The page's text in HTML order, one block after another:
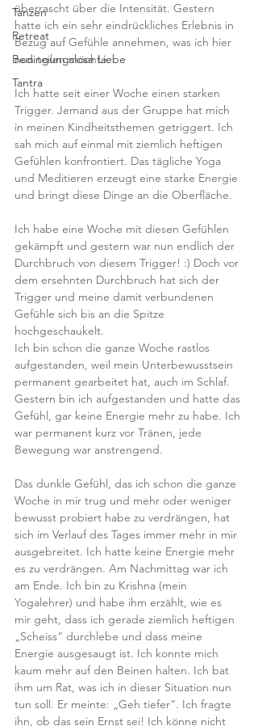
Tanzen
Retreat
Bedingungslose Liebe
Tantra
überrascht über die Intensität. Gestern
hatte ich ein sehr eindrückliches Erlebnis in
Bezug auf Gefühle annehmen, was ich hier
nun teilen möchte.
Ich hatte seit einer Woche einen starken
Trigger. Jemand aus der Gruppe hat mich
in meinen Kindheitsthemen getriggert. Ich
sah mich auf einmal mit ziemlich heftigen
Gefühlen konfrontiert. Das tägliche Yoga
und Meditieren erzeugt eine starke Energie
und bringt diese Dinge an die Oberfläche.
Ich habe eine Woche mit diesen Gefühlen
gekämpft und gestern war nun endlich der
Durchbruch von diesem Trigger! :) Doch vor
dem ersehnten Durchbruch hat sich der
Trigger und meine damit verbundenen
Gefühle sich bis an die Spitze
hochgeschaukelt.
Ich bin schon die ganze Woche rastlos
aufgestanden, weil mein Unterbewusstsein
permanent gearbeitet hat, auch im Schlaf.
Gestern bin ich aufgestanden und hatte das
Gefühl, gar keine Energie mehr zu habe. Ich
war permanent kurz vor Tränen, jede
Bewegung war anstrengend.
Das dunkle Gefühl, das ich schon die ganze
Woche in mir trug und mehr oder weniger
bewusst probiert habe zu verdrängen, hat
sich im Verlauf des Tages immer mehr in mir
ausgebreitet. Ich hatte keine Energie mehr
es zu verdrängen. Am Nachmittag war ich
am Ende. Ich bin zu Krishna (mein
Yogalehrer) und habe ihm erzählt, wie es
mir geht, dass ich gerade ziemlich heftigen
„Scheiss“ durchlebe und dass meine
Energie ausgesaugt ist. Ich konnte mich
kaum mehr auf den Beinen halten. Ich bat
ihm um Rat, was ich in dieser Situation nun
tun soll. Er meinte: „Geh tiefer“. Ich fragte
ihn, ob das sein Ernst sei! Ich könne nicht